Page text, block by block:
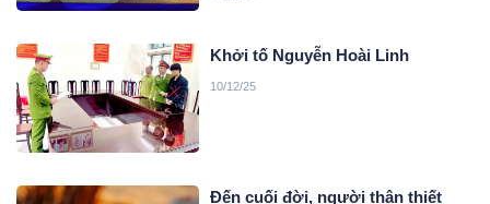
Khởi tố Nguyễn Hoài Linh
10/12/25
Đến cuối đời, người thân thiết